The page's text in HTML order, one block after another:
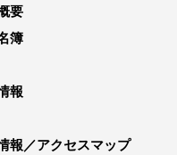
要
簿
報
報／アクセスマップ